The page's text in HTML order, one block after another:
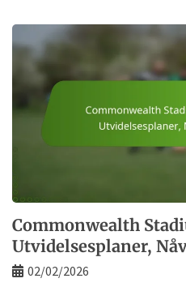
Commonwealth
Utvidelsesplaner,
02/02/2026